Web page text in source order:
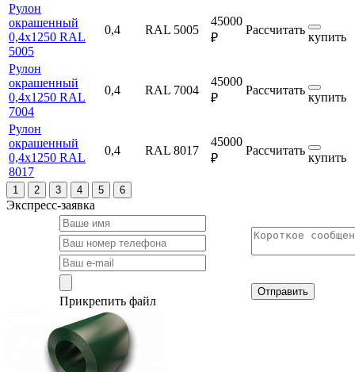
Рулон
окрашенный
0,4х1250 RAL
5005
0,4 RAL 5005
45000
₽
Рассчитать
купить
Рулон
окрашенный
0,4х1250 RAL
7004
0,4 RAL 7004
45000
₽
Рассчитать
купить
Рулон
окрашенный
0,4х1250 RAL
8017
0,4 RAL 8017
45000
₽
Рассчитать
купить
1 2 3 4 5 6
Экспресс-заявка
Прикрепить файл
Отправить